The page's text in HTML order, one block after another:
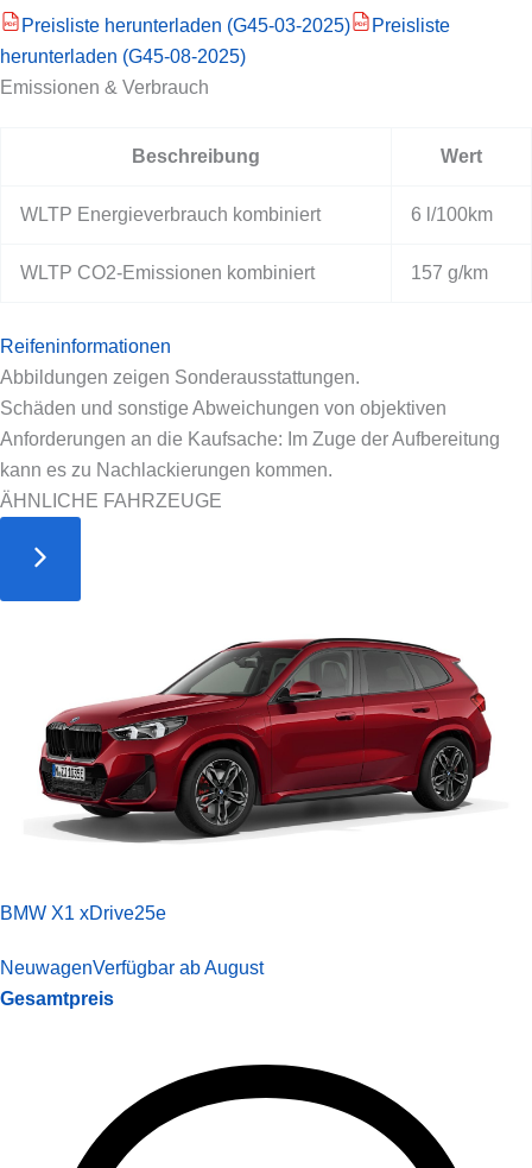
PDF Preisliste herunterladen (G45-03-2025) PDF
Preisliste
herunterladen (G45-08-2025)
Emissionen & Verbrauch
Beschreibung Wert
WLTP Energieverbrauch kombiniert 6 l/100km
WLTP CO2-Emissionen kombiniert 157 g/km
Reifeninformationen
Abbildungen zeigen Sonderausstattungen.
Schäden und sonstige Abweichungen von objektiven
Anforderungen an die Kaufsache: Im Zuge der Aufbereitung
kann es zu Nachlackierungen kommen.
ÄHNLICHE FAHRZEUGE
BMW X1 xDrive25e
NeuwagenVerfügbar ab August
Gesamtpreis